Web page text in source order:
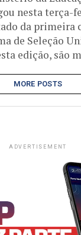
nesta terça-
da primeira
de Seleção
edição, são
MORE POSTS
ADVERTISEMENT